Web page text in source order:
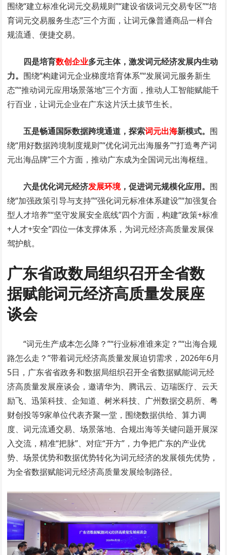
围绕“建立标准化词元交易规则”“建设省级词元交易专区”“培
育词元交易服务生态”三个方面，让词元像普通商品一样合
规流通、便捷交易。
四是培育数创企业多元主体，激发词元经济发展内生动
力。 围绕“构建词元企业梯度培育体系”“发展词元服务新生
态”“推动词元应用场景落地”三个方面，推动人工智能赋能千
行百业，让词元企业在广东这片沃土拔节生长。
五是畅通国际数据跨境通道，探索词元出海新模式。 围
绕“用好数据跨境制度规则”“优化词元出海服务”“打造粤产词
元出海品牌”三个方面，推动广东成为全国词元出海枢纽。
六是优化词元经济发展环境，促进词元规模化应用。 围
绕“加强政策引导与支持”“强化词元标准体系建设”“加强复合
型人才培养”“坚守发展安全底线”四个方面，构建“政策+标准
+人才+安全”四位一体支撑体系，为词元经济高质量发展保
驾护航。
广东省政数局组织召开全省数
据赋能词元经济高质量发展座
谈会
“词元生产成本怎么降？”“行业标准谁来定？”“出海合规
路怎么走？”带着词元经济高质量发展迫切需求，2026年6月
5日，广东省省政务和数据局组织召开全省数据赋能词元经
济高质量发展座谈会，邀请华为、腾讯云、迈瑞医疗、云天
励飞、迅策科技、企知道、树米科技、广州数据交易所、粤
财创投等9家单位代表齐聚一堂，围绕数据供给、算力调
度、词元流通交易、场景落地、合规出海等关键问题开展深
入交流，精准“把脉”、对症“开方”，力争把广东的产业优
势、场景优势和数据优势转化为词元经济的发展领先优势，
为全省数据赋能词元经济高质量发展绘制路径。